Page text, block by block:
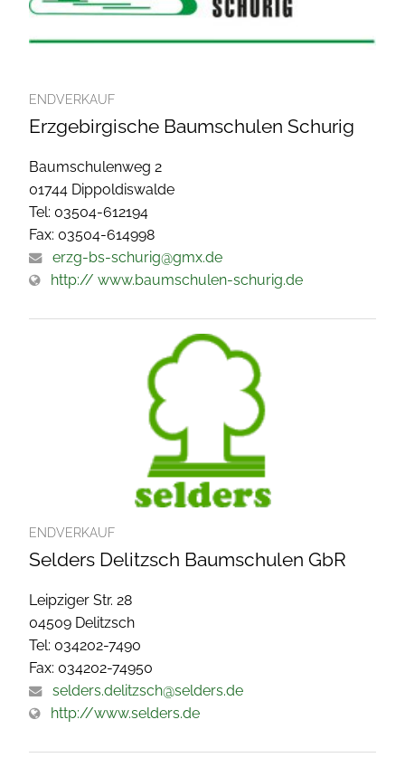
ENDVERKAUF
Erzgebirgische Baumschulen Schurig
Baumschulenweg 2
01744 Dippoldiswalde
Tel: 03504-612194
Fax: 03504-614998
erzg-bs-schurig@gmx.de
http:// www.baumschulen-schurig.de
ENDVERKAUF
Selders Delitzsch Baumschulen GbR
Leipziger Str. 28
04509 Delitzsch
Tel: 034202-7490
Fax: 034202-74950
selders.delitzsch@selders.de
http://www.selders.de